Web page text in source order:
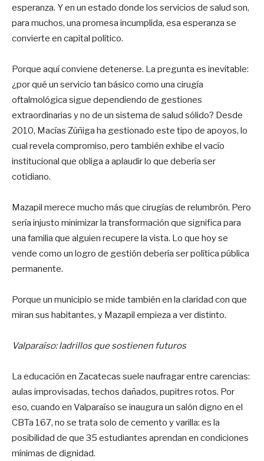
esperanza. Y en un estado donde los servicios de salud son,
para muchos, una promesa incumplida, esa esperanza se
convierte en capital político.
Porque aquí conviene detenerse. La pregunta es inevitable:
¿por qué un servicio tan básico como una cirugía
oftalmológica sigue dependiendo de gestiones
extraordinarias y no de un sistema de salud sólido? Desde
2010, Macías Zúñiga ha gestionado este tipo de apoyos, lo
cual revela compromiso, pero también exhibe el vacío
institucional que obliga a aplaudir lo que debería ser
cotidiano.
Mazapil merece mucho más que cirugías de relumbrón. Pero
sería injusto minimizar la transformación que significa para
una familia que alguien recupere la vista. Lo que hoy se
vende como un logro de gestión debería ser política pública
permanente.
Porque un municipio se mide también en la claridad con que
miran sus habitantes, y Mazapil empieza a ver distinto.
Valparaíso: ladrillos que sostienen futuros
La educación en Zacatecas suele naufragar entre carencias:
aulas improvisadas, techos dañados, pupitres rotos. Por
eso, cuando en Valparaíso se inaugura un salón digno en el
CBTa 167, no se trata solo de cemento y varilla: es la
posibilidad de que 35 estudiantes aprendan en condiciones
mínimas de dignidad.